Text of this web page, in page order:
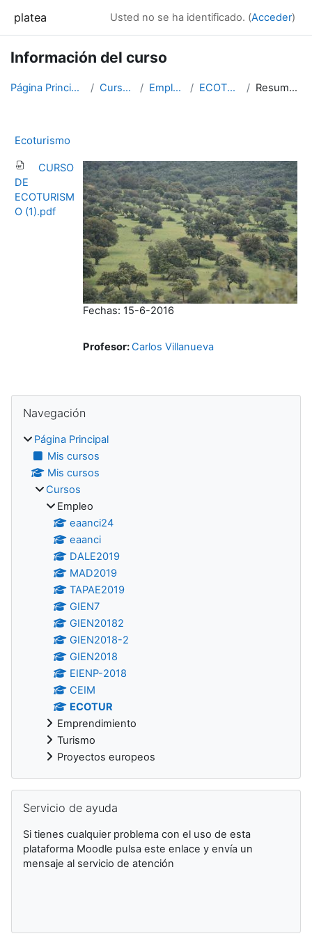
platea Usted no se ha identificado. (Acceder)
Información del curso
Página Principal Cursos Empleo ECOTUR Resumen
Ecoturismo
CURSO
DE
ECOTURISM
O (1).pdf
Fechas: 15-6-2016
Profesor:Carlos Villanueva
Bloques
Navegación
Página Principal
Mis cursos
Mis cursos
Cursos
Empleo
eaanci24
eaanci
DALE2019
MAD2019
TAPAE2019
GIEN7
GIEN20182
GIEN2018-2
GIEN2018
EIENP-2018
CEIM
ECOTUR
Emprendimiento
Turismo
Proyectos europeos
Servicio de ayuda
Si tienes cualquier problema con el uso de esta
plataforma Moodle pulsa este enlace y envía un
mensaje al servicio de atención